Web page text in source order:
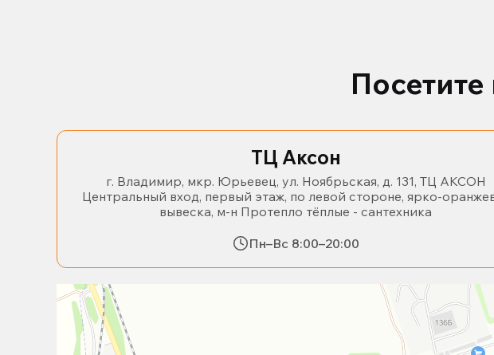
ТЦ Аксон
г. Владимир, мкр. Юрьевец, ул. Ноябрьская, д. 131, ТЦ АКСОН
Центральный вход, первый этаж, по левой стороне, ярко-
вывеска, м-н Протепло тёплые - сантехника
Пн–Вс 8:00–20:00